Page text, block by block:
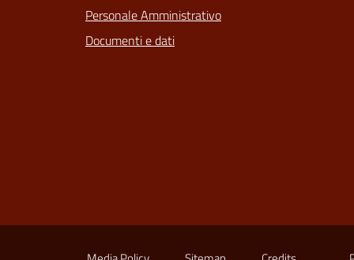
Personale Amministrativo
Documenti e dati